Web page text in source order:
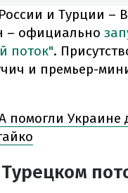
и Турции –
– официально
поток".
и премьер-
Украине